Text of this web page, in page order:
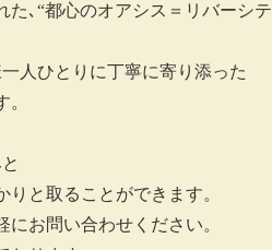
た､“都心のオアシス＝リバーシテ
人ひとりに丁寧に寄り添った
と取ることができます。
お問い合わせください。